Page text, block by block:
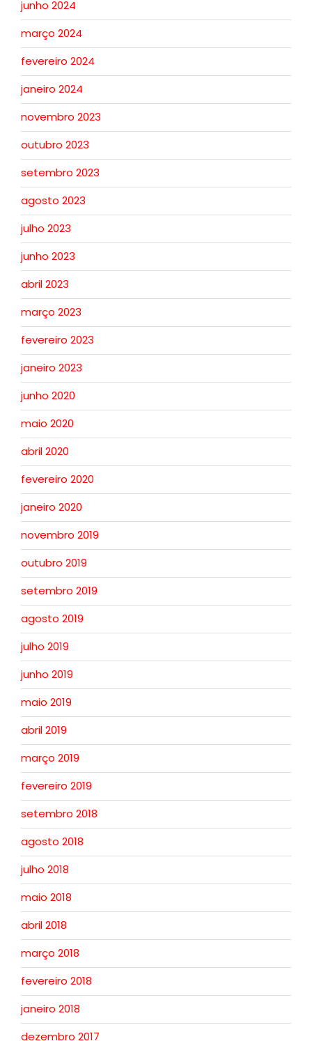
junho 2024
março 2024
fevereiro 2024
janeiro 2024
novembro 2023
outubro 2023
setembro 2023
agosto 2023
julho 2023
junho 2023
abril 2023
março 2023
fevereiro 2023
janeiro 2023
junho 2020
maio 2020
abril 2020
fevereiro 2020
janeiro 2020
novembro 2019
outubro 2019
setembro 2019
agosto 2019
julho 2019
junho 2019
maio 2019
abril 2019
março 2019
fevereiro 2019
setembro 2018
agosto 2018
julho 2018
maio 2018
abril 2018
março 2018
fevereiro 2018
janeiro 2018
dezembro 2017